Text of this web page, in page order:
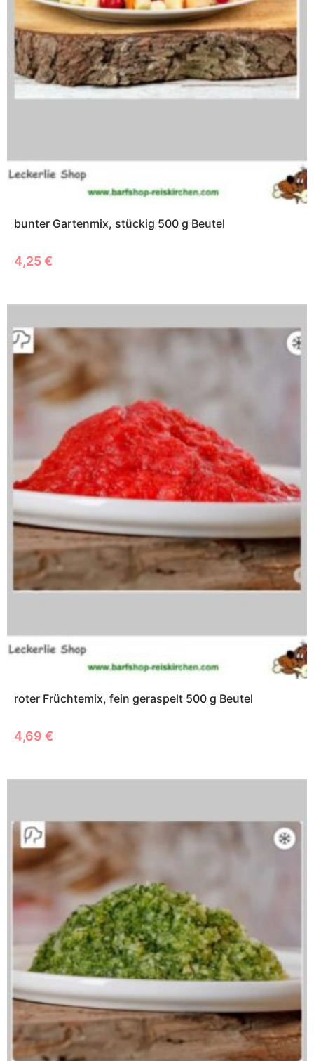
bunter Gartenmix, stückig 500 g Beutel
4,25€
roter Früchtemix, fein geraspelt 500 g Beutel
4,69 €